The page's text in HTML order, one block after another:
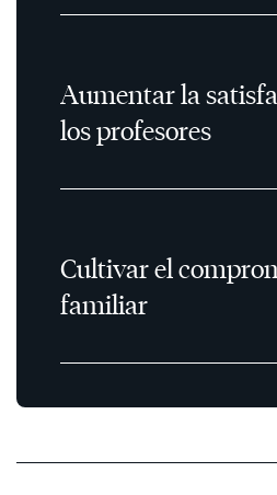
Aumentar la
los profesores
Cultivar el
familiar